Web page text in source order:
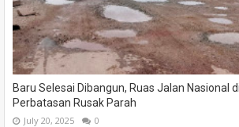
Baru Selesai Dibangun, Ruas Jalan Nasional
Perbatasan Rusak Parah
July 20, 2025 0